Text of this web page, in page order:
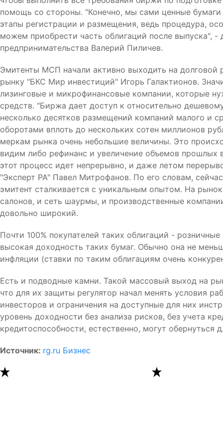
помощь со стороны. "Конечно, мы сами ценные
этапы регистрации и размещения, ведь процедура,
можем приобрести часть облигаций после выпуска",
предпринимательства Валерий Пиличев.
Эмитенты МСП начали активно выходить на долговой
рынку "БКС Мир инвестиций" Игорь Галактионов.
лизинговые и микрофинансовые компании, которые
средств. "Биржа дает доступ к относительно
несколько десятков размещений компаний малого и
оборотами вплоть до нескольких сотен миллионов
меркам рынка очень небольшие величины. Это
видим либо рефинанс и увеличение объемов прошлых
этот процесс идет непрерывно, и даже летом
"Эксперт РА" Павел Митрофанов. По его словам,
эмитент сталкивается с уникальным опытом. На
салонов, и сеть шаурмы, и производственные
довольно широкий.
Почти 100% покупателей таких облигаций -
высокая доходность таких бумаг. Обычно она не
инфляции (ставки по таким облигациям очень
Есть и подводные камни. Такой массовый выход на
что для их защиты регулятор начал менять условия
инвесторов и ограничения на доступные для них
уровень доходности без анализа рисков, без учета
кредитоспособности, естественно, могут обернуться
Источник: rg.ru Бизнес